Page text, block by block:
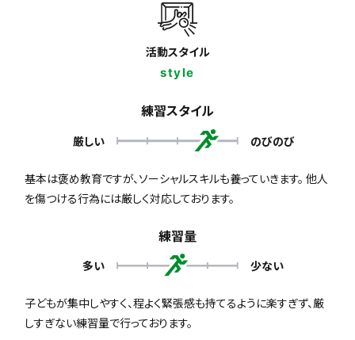
活動スタイル
style
練習スタイル
厳しい のびのび
基本は褒め教育ですが、ソーシャルスキルも養っていきます。 他人
を傷つける行為には厳しく対応しております。
練習量
多い 少ない
子どもが集中しやすく、程よく緊張感も持てるように楽すぎず、厳
しすぎない練習量で行っております。